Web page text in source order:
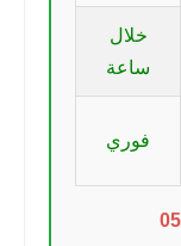
خلال
ساعة
فوري